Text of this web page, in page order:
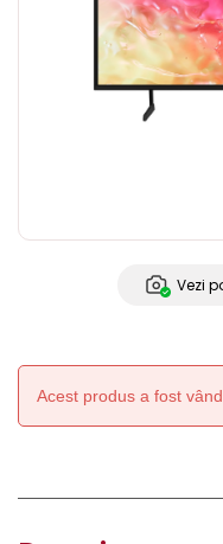
Vezi
Acest produs a fost